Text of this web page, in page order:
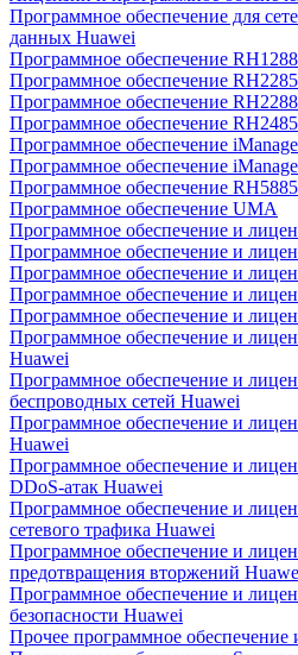
Программное обеспечение для
данных Huawei
Программное обеспечение RH1288
Программное обеспечение
Программное обеспечение
Программное обеспечение RH2485
Программное обеспечение
Программное обеспечение
Программное обеспечение
Программное обеспечение UMA
Программное обеспечение и
Программное обеспечение и
Программное обеспечение и
Программное обеспечение и
Программное обеспечение и
Программное обеспечение и
Huawei
Программное обеспечение и
беспроводных сетей Huawei
Программное обеспечение и
Huawei
Программное обеспечение и
DDoS-атак Huawei
Программное обеспечение и
сетевого трафика Huawei
Программное обеспечение и
предотвращения вторжений
Программное обеспечение и
безопасности Huawei
Прочее программное обеспечение